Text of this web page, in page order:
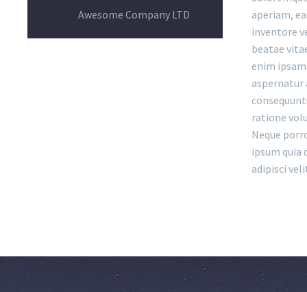
Awesome Company LTD
aperiam,
inventore
beatae
enim
aspernatur
ratione
Neque
ipsum quia
adipisci